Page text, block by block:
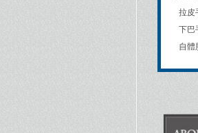
拉皮
下巴
自體